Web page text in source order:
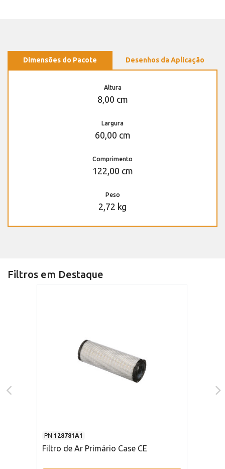
Dimensões do Pacote Desenhos da Aplicação
Altura
8,00 cm
Largura
60,00 cm
Comprimento
122,00 cm
Peso
2,72 kg
Filtros em Destaque
PN 128781A1
Filtro de Ar Primário Case CE